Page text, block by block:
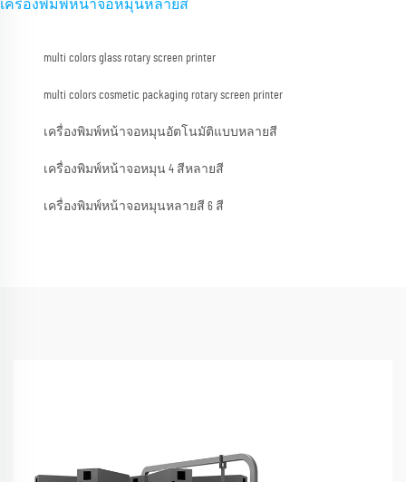
เครื่องพิมพ์หน้าจอหมุนหลายสี
multi colors glass rotary screen printer
multi colors cosmetic packaging rotary screen printer
เครื่องพิมพ์หน้าจอหมุนอัตโนมัติแบบหลายสี
เครื่องพิมพ์หน้าจอหมุน 4 สีหลายสี
เครื่องพิมพ์หน้าจอหมุนหลายสี 6 สี